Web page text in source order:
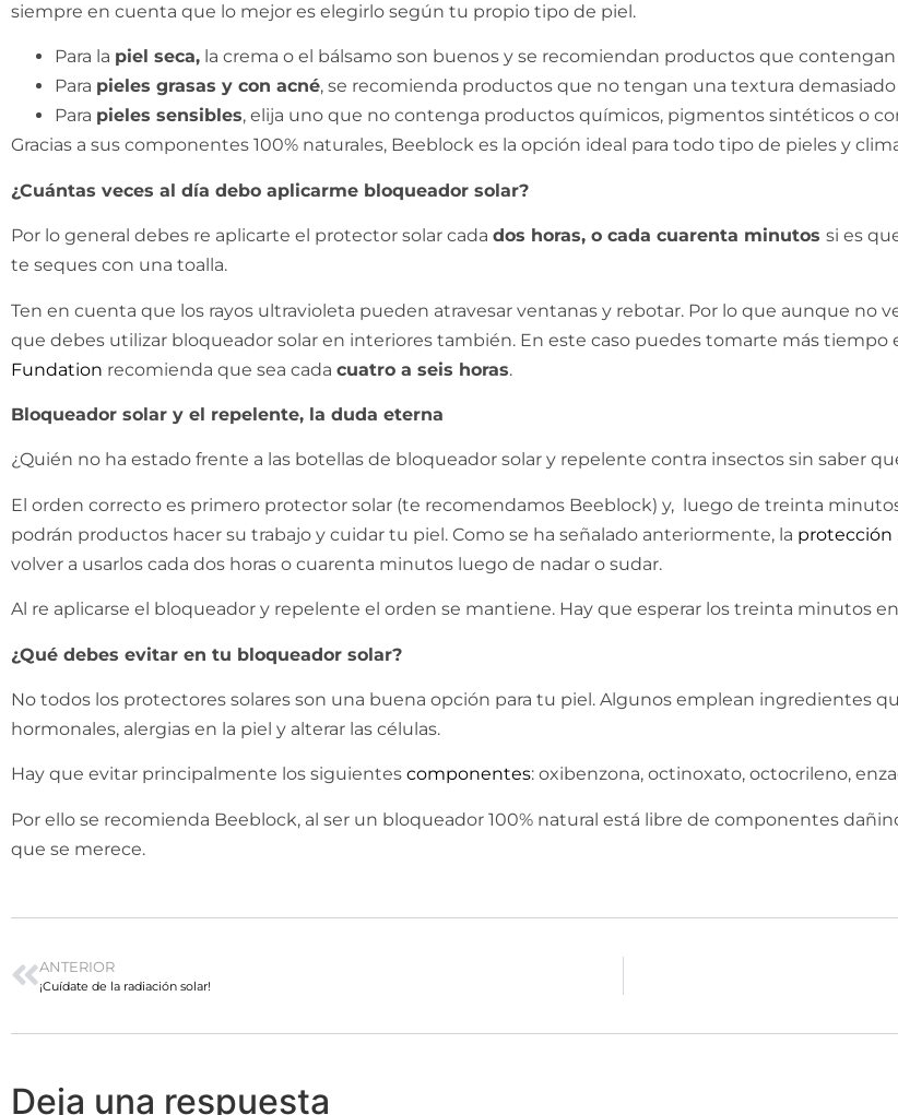
siempre en cuenta que lo mejor es elegirlo según tu propio tipo de piel.
Para la piel seca, la crema o el bálsamo son buenos y se recomiendan productos que
Para pieles grasas y con acné, se recomienda productos que no tengan una textura demasiado
Para pieles sensibles, elija uno que no contenga productos químicos, pigmentos sintéticos o
Gracias a sus componentes 100% naturales, Beeblock es la opción ideal para todo tipo de pieles y
¿Cuántas veces al día debo aplicarme bloqueador solar?
Por lo general debes re aplicarte el protector solar cada dos horas, o cada cuarenta minutos si es
te seques con una toalla.
Ten en cuenta que los rayos ultravioleta pueden atravesar ventanas y rebotar. Por lo que aunque no
que debes utilizar bloqueador solar en interiores también. En este caso puedes tomarte más tiempo
Fundation recomienda que sea cada cuatro a seis horas.
Bloqueador solar y el repelente, la duda eterna
¿Quién no ha estado frente a las botellas de bloqueador solar y repelente contra insectos sin saber
El orden correcto es primero protector solar (te recomendamos Beeblock) y, luego de treinta
podrán productos hacer su trabajo y cuidar tu piel. Como se ha señalado anteriormente, la protección
volver a usarlos cada dos horas o cuarenta minutos luego de nadar o sudar.
Al re aplicarse el bloqueador y repelente el orden se mantiene. Hay que esperar los treinta minutos
¿Qué debes evitar en tu bloqueador solar?
No todos los protectores solares son una buena opción para tu piel. Algunos emplean ingredientes
hormonales, alergias en la piel y alterar las células.
Hay que evitar principalmente los siguientes componentes: oxibenzona, octinoxato, octocrileno,
Por ello se recomienda Beeblock, al ser un bloqueador 100% natural está libre de componentes
que se merece.
ANTERIOR
¡Cuídate de la radiación solar!
Deja una respuesta